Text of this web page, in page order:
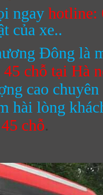
ngay hotline:
của xe..
Đông là
45 chỗ tại Hà
cao
hài lòng
45 chỗ